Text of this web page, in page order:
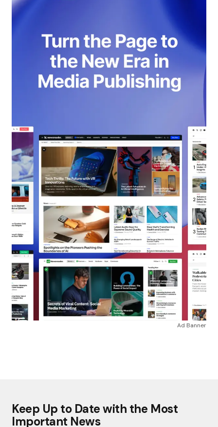
Ad Banner
Keep Up to Date with the Most
Important News